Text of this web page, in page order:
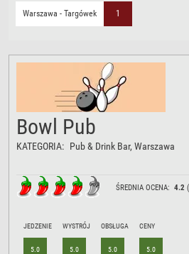
Warszawa - Targówek 1
Bowl Pub
KATEGORIA: Pub & Drink Bar, Warszawa
ŚREDNIA OCENA:4.2 (
JEDZENIE
5.0
WYSTRÓJ
5.0
OBSŁUGA
5.0
CENY
5.0